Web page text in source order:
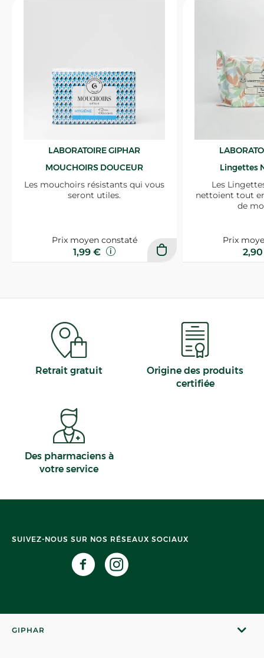
LABORATOIRE GIPHAR
MOUCHOIRS DOUCEUR
Les mouchoirs résistants qui vous
seront utiles.
Prix moyen constaté
1,99 €
Lingettes
Les
nettoient tout
de
Prix
Retrait gratuit
Origine des produits
certifiée
Des pharmaciens à
votre service
SUIVEZ-NOUS SUR NOS RÉSEAUX SOCIAUX
GIPHAR